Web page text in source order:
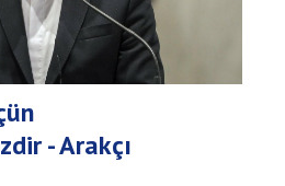
- Arakçı